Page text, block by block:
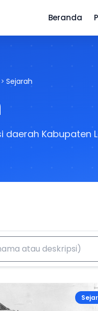
Beranda
Sejarah
daerah Kabupaten